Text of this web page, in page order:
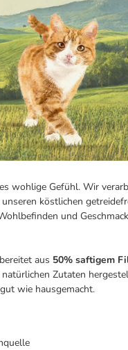
wohlige Gefühl. Wir
köstlichen
und Geschmack
aus 50% saftigem
Zutaten
wie hausgemacht.